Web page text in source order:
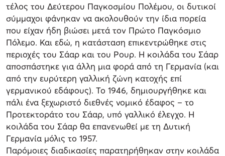
τέλος του Δεύτερου Παγκοσμίου Πολέμου, οι δυτικοί
σύμμαχοι φάνηκαν να ακολουθούν την ίδια πορεία
που είχαν ήδη βιώσει μετά τον Πρώτο Παγκόσμιο
Πόλεμο. Και εδώ, η κατάσταση επικεντρώθηκε στις
περιοχές του Σάαρ και του Ρουρ. Η κοιλάδα του Σάαρ
αποσπάστηκε για άλλη μια φορά από τη Γερμανία (και
από την ευρύτερη γαλλική ζώνη κατοχής επί
γερμανικού εδάφους). Το 1946, δημιουργήθηκε και
πάλι ένα ξεχωριστό διεθνές νομικό έδαφος – το
Προτεκτοράτο του Σάαρ, υπό γαλλικό έλεγχο. Η
κοιλάδα του Σάαρ θα επανενωθεί με τη Δυτική
Γερμανία μόλις το 1957.
Παρόμοιες διαδικασίες παρατηρήθηκαν στην κοιλάδα